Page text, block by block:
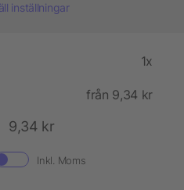
inställningar
1x
från 9,34 kr
9,34 kr
Inkl. Moms